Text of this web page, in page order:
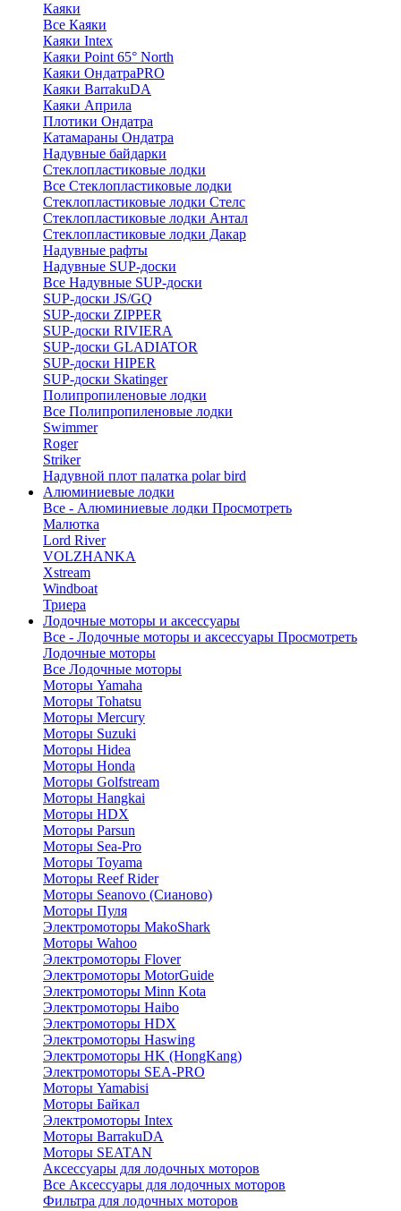
Каяки
Все Каяки
Каяки Intex
Каяки Point 65° North
Каяки ОндатраPRO
Каяки BarrakuDA
Каяки Априла
Плотики Ондатра
Катамараны Ондатра
Надувные байдарки
Стеклопластиковые лодки
Все Стеклопластиковые лодки
Стеклопластиковые лодки Стелс
Стеклопластиковые лодки Антал
Стеклопластиковые лодки Дакар
Надувные рафты
Надувные SUP-доски
Все Надувные SUP-доски
SUP-доски JS/GQ
SUP-доски ZIPPER
SUP-доски RIVIERA
SUP-доски GLADIATOR
SUP-доски HIPER
SUP-доски Skatinger
Полипропиленовые лодки
Все Полипропиленовые лодки
Swimmer
Roger
Striker
Надувной плот палатка polar bird
Алюминиевые лодки
Все - Алюминиевые лодки Просмотреть
Малютка
Lord River
VOLZHANKA
Xstream
Windboat
Триера
Лодочные моторы и аксессуары
Все - Лодочные моторы и аксессуары Просмотреть
Лодочные моторы
Все Лодочные моторы
Моторы Yamaha
Моторы Tohatsu
Моторы Mercury
Моторы Suzuki
Моторы Hidea
Моторы Honda
Моторы Golfstream
Моторы Hangkai
Моторы HDX
Моторы Parsun
Моторы Sea-Pro
Моторы Toyama
Моторы Reef Rider
Моторы Seanovo (Сианово)
Моторы Пуля
Электромоторы MakoShark
Моторы Wahoo
Электромоторы Flover
Электромоторы MotorGuide
Электромоторы Minn Kota
Электромоторы Haibo
Электромоторы HDX
Электромоторы Haswing
Электромоторы HK (HongKang)
Электромоторы SEA-PRO
Моторы Yamabisi
Моторы Байкал
Электромоторы Intex
Моторы BarrakuDA
Моторы SEATAN
Аксессуары для лодочных моторов
Все Аксессуары для лодочных моторов
Фильтра для лодочных моторов